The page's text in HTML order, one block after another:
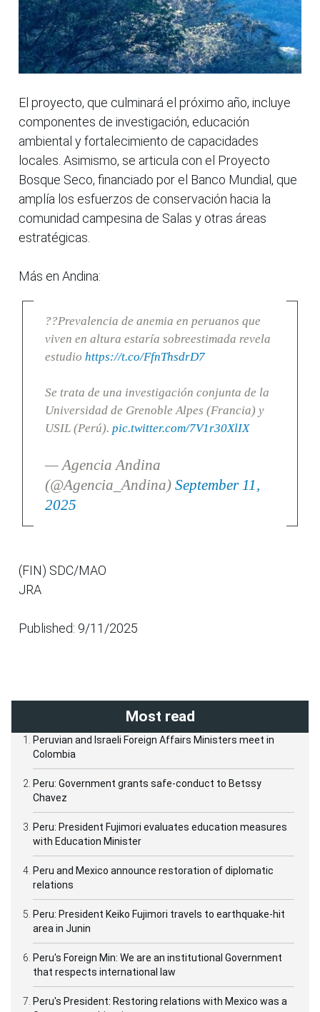
El proyecto, que culminará el próximo año, incluye
componentes de investigación, educación
ambiental y fortalecimiento de capacidades
locales. Asimismo, se articula con el Proyecto
Bosque Seco, financiado por el Banco Mundial, que
amplía los esfuerzos de conservación hacia la
comunidad campesina de Salas y otras áreas
estratégicas.
Más en Andina:
??Prevalencia de anemia en peruanos que
viven en altura estaría sobreestimada revela
estudio https://t.co/FfnThsdrD7
Se trata de una investigación conjunta de la
Universidad de Grenoble Alpes (Francia) y
USIL (Perú). pic.twitter.com/7V1r30XlIX
— Agencia Andina
(@Agencia_Andina) September 11,
2025
(FIN) SDC/MAO
JRA
Published: 9/11/2025
Most read
Peruvian and Israeli Foreign Affairs Ministers meet in
Colombia
Peru: Government grants safe-conduct to Betssy
Chavez
Peru: President Fujimori evaluates education measures
with Education Minister
Peru and Mexico announce restoration of diplomatic
relations
Peru: President Keiko Fujimori travels to earthquake-hit
area in Junin
Peru's Foreign Min: We are an institutional Government
that respects international law
Peru's President: Restoring relations with Mexico was a